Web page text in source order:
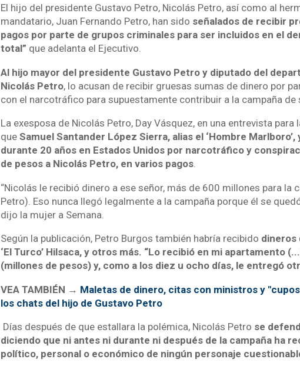
El hijo del presidente Gustavo Petro, Nicolás Petro, así como al
mandatario, Juan Fernando Petro, han sido señalados de recibir
pagos por parte de grupos criminales para ser incluidos en el
total” que adelanta el Ejecutivo.
Al hijo mayor del presidente Gustavo Petro y diputado del
Nicolás Petro, lo acusan de recibir gruesas sumas de dinero por
con el narcotráfico para supuestamente contribuir a la campaña de
La exesposa de Nicolás Petro, Day Vásquez, en una entrevista para
que Samuel Santander López Sierra, alias el ‘Hombre
durante 20 años en Estados Unidos por narcotráfico y
de pesos a Nicolás Petro, en varios pagos.
“Nicolás le recibió dinero a ese señor, más de 600 millones para la
Petro). Eso nunca llegó legalmente a la campaña porque él se
dijo la mujer a Semana.
Según la publicación, Petro Burgos también habría recibido dineros
‘El Turco’ Hilsaca, y otros más. “Lo recibió en mi apartamento
(millones de pesos) y, como a los diez u ocho días, le entregó
VEA TAMBIÉN → Maletas de dinero, citas con ministros y
los chats del hijo de Gustavo Petro
Días después de que estallara la polémica, Nicolás Petro se
diciendo que ni antes ni durante ni después de la campaña ha
político, personal o económico de ningún personaje